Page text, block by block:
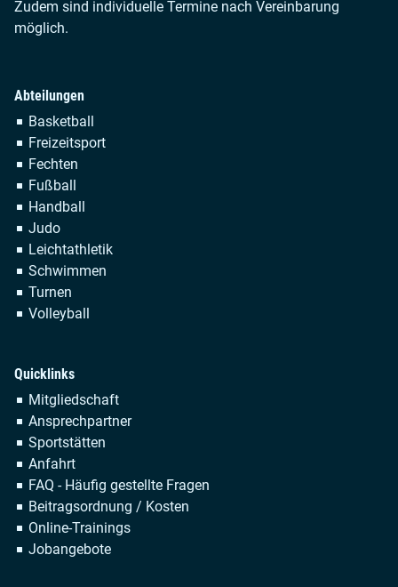
Zudem sind individuelle Termine nach Vereinbarung
möglich.
Abteilungen
Navigation
überspringen
Basketball
Freizeitsport
Fechten
Fußball
Handball
Judo
Leichtathletik
Schwimmen
Turnen
Volleyball
Quicklinks
Navigation
überspringen
Mitgliedschaft
Ansprechpartner
Sportstätten
Anfahrt
FAQ - Häufig gestellte Fragen
Beitragsordnung / Kosten
Online-Trainings
Jobangebote